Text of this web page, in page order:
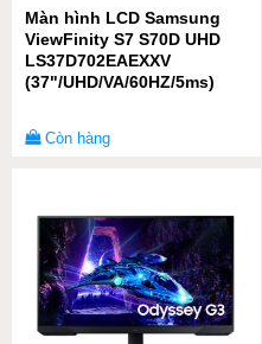
Màn hình LCD Samsung
ViewFinity S7 S70D UHD
LS37D702EAEXXV
(37"/UHD/VA/60HZ/5ms)
Còn hàng